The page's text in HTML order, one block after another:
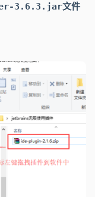
3.6.3.jar文件